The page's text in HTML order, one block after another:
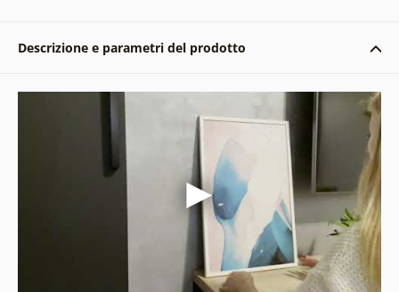
Descrizione e parametri del prodotto